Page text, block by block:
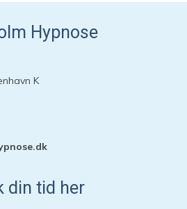
Hypnose
K
din tid her